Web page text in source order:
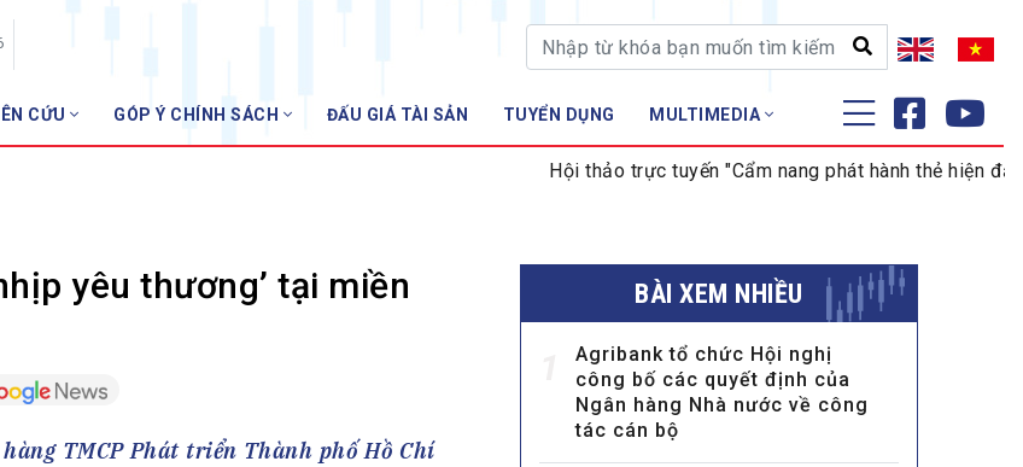
CỨU GÓP Ý CHÍNH SÁCH ĐẤU GIÁ TÀI SẢN TUYỂN DỤNG MULTIMEDIA
ĐÀO TẠO - NGHIÊN CỨU
Hội thảo trực tuyến "Cẩm nang phát hành thẻ hiện đại dành cho
yêu thương’ tại miền
TMCP Phát triển Thành phố Hồ Chí
BÀI XEM NHIỀU
Agribank tổ chức Hội nghị
công bố các quyết định của
Ngân hàng Nhà nước về công
tác cán bộ